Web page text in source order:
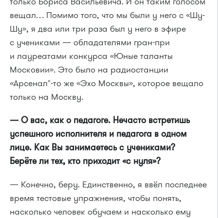
вещал… Помимо того, что мы были у него с «Шу-
Шу», я два или три раза был у него в эфире
с учениками — обладателями гран-при
и лауреатами конкурса «Юные таланты
Московии». Это было на радиостанции
«Арсенал"-то же «Эхо Москвы», которое вещало
только на Москву.
— О вас, как о педагоге. Нечасто встретишь
успешного исполнителя и педагога в одном
лице. Как Вы занимаетесь с учениками?
Берёте ли тех, кто приходит «с нуля»?
— Конечно, беру. Единственно, я ввёл последнее
время тестовые упражнения, чтобы понять,
насколько человек обучаем и насколько ему